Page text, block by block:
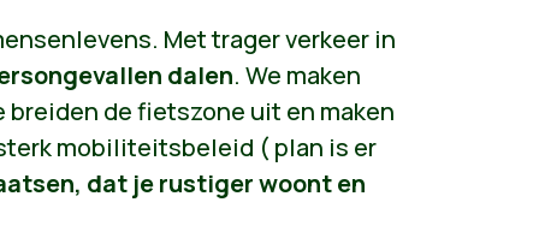
Met trager verkeer in
dalen. We maken
breiden de fietszone uit en maken
mobiliteitsbeleid ( plan is er
dat je rustiger woont en